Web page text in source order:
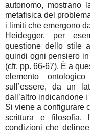
autonomo, mostrano
metafisica del
i limiti che emergono
Heidegger, per
questione dello stile
quindi ogni pensiero
(cfr. pp. 66-67). È a
elemento
sull’essere, da un
dall’altro indicandone i
Si viene a configurare
scrittura e filosofia,
condizioni che